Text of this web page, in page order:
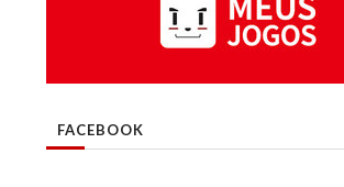
FACEBOOK